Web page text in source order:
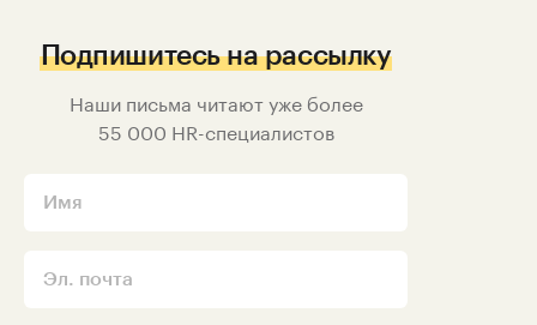
Подпишитесь на рассылку
Наши письма читают уже более
55 000 HR-специалистов